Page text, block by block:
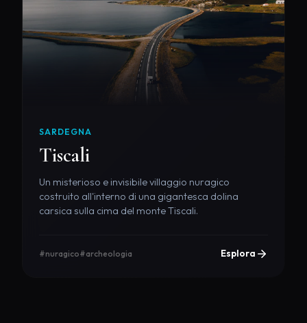
SARDEGNA
Tiscali
Un misterioso e invisibile villaggio nuragico
costruito all'interno di una gigantesca dolina
carsica sulla cima del monte Tiscali.
#nuragico#archeologia Esplora